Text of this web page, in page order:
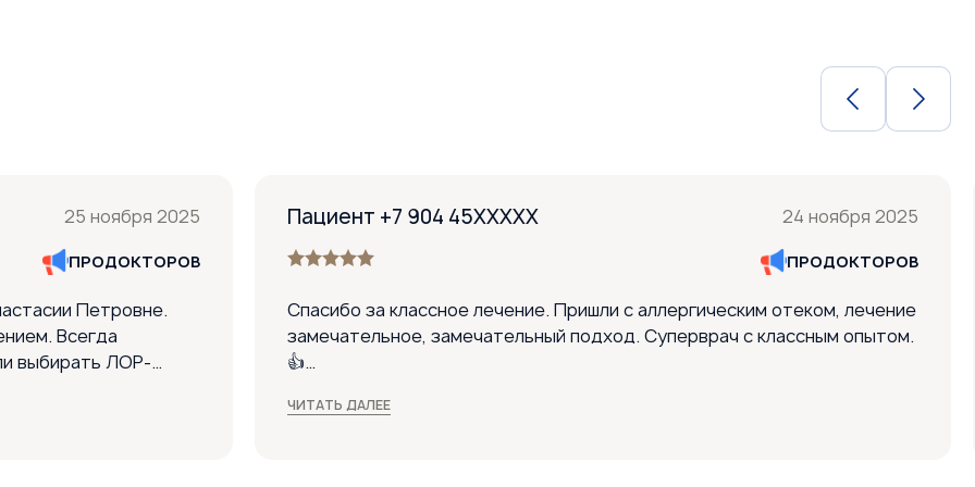
25 ноября 2025
ПРОДОКТОРОВ
Петровне.
Всегда
выбирать ЛОР-
Пациент +7 904 45XXXXX 24 ноября 2025
ПРОДОКТОРОВ
Спасибо за классное лечение. Пришли с аллергическим отеком, лечение
замечательное, замечательный подход. Суперврач с классным опытом.
👍
Понравилось:
ЧИТАТЬ ДАЛЕЕ